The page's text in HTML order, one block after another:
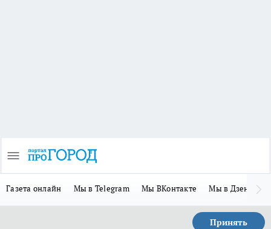
Газета онлайн Мы в Telegram Мы ВКонтакте Мы в Дзене
Принять